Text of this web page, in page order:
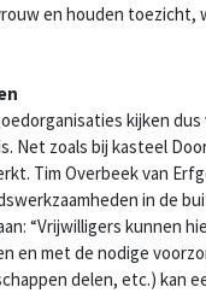
en houden toezicht,
kijken dus
Net zoals bij kasteel
Tim Overbeek van
in de
“Vrijwilligers kunnen
en met de nodige
delen, etc.) kan